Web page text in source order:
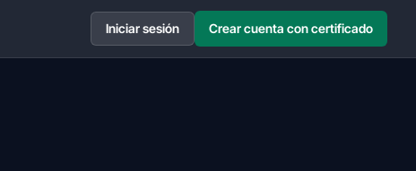
Iniciar sesión Crear cuenta con certificado